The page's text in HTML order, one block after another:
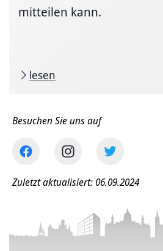
mitteilen kann.
lesen
Besuchen Sie uns auf
Zuletzt aktualisiert: 06.09.2024